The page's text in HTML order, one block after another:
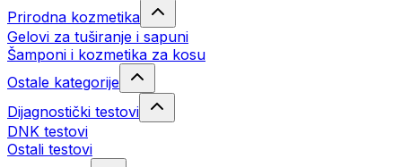
Prirodna kozmetika
Gelovi za tuširanje i sapuni
Šamponi i kozmetika za kosu
Ostale kategorije
Dijagnostički testovi
DNK testovi
Ostali testovi